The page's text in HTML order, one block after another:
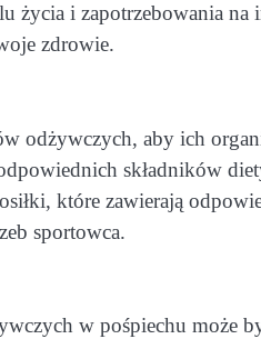
życia i zapotrzebowania
zdrowie.
odżywczych, aby ich
składników
które zawierają
sportowca.
w pośpiechu może